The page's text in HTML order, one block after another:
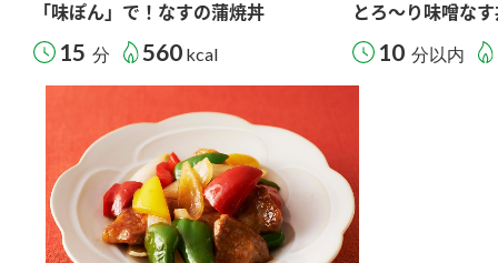
「味ぽん」で！なすの蒲焼丼
15 分 560 kcal
とろ～り味噌な
10 分以内